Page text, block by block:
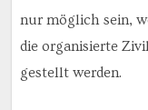
nur möglich sein,
die organisierte
gestellt werden.